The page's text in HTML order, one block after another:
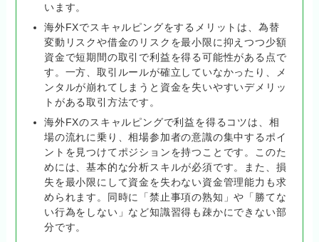
います。
海外FXでスキャルピングをするメリットは、為替
変動リスクや借金のリスクを最小限に抑えつつ少額
資金で短期間の取引で利益を得る可能性がある点で
す。一方、取引ルールが確立していなかったり、メ
ンタルが崩れてしまうと資金を失いやすいデメリッ
トがある取引方法です。
海外FXのスキャルピングで利益を得るコツは、相
場の流れに乗り、相場参加者の意識の集中するポイ
ントを見つけてポジションを持つことです。このた
めには、基本的な分析スキルが必須です。また、損
失を最小限にして資金を失わない資金管理能力も求
められます。同時に「禁止事項の熟知」や「勝てな
い行為をしない」など知識習得も疎かにできない部
分です。